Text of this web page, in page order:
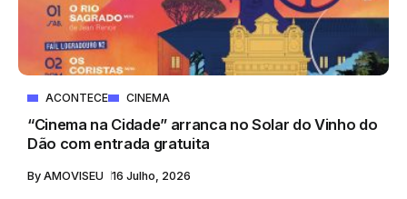
ACONTECE CINEMA
“Cinema na Cidade” arranca no Solar do Vinho do
Dão com entrada gratuita
By AMOVISEU 16 Julho, 2026